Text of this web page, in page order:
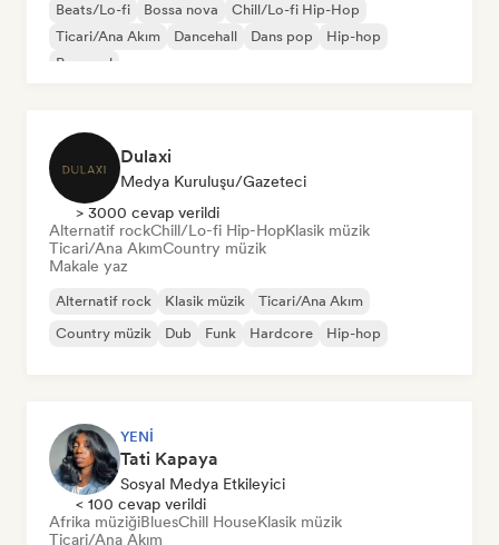
Beats/Lo-fi Bossa nova
Chill/Lo-fi Hip-Hop
Ticari/Ana Akım
Dancehall Dans pop
Hip-hop
Pop soul
Dulaxi
Medya Kuruluşu/Gazeteci
> 3000 cevap verildi
Alternatif rockChill/Lo-fi Hip-HopKlasik müzik
Ticari/Ana AkımCountry müzik
Makale yaz
Alternatif rock Klasik müzik
Ticari/Ana Akım
Country müzik
Dub Funk Hardcore Hip-hop
YENI
Tati Kapaya
Sosyal Medya Etkileyici
< 100 cevap verildi
Afrika müziğiBluesChill HouseKlasik müzik
Ticari/Ana Akım